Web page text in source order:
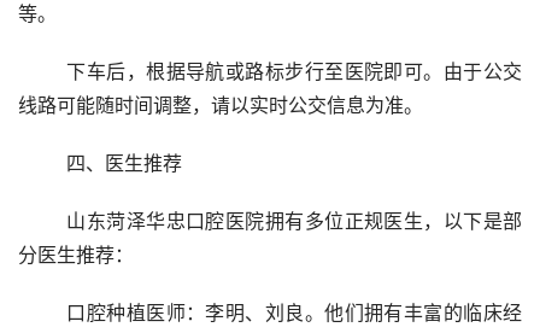
等。
	下车后，根据导航或路标步行至医院即可。由于公交
线路可能随时间调整，请以实时公交信息为准。
	四、医生推荐
分医生推荐：